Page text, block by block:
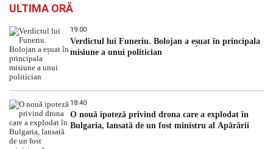
ULTIMA ORĂ
19:00
Verdictul lui Funeriu. Bolojan a eșuat în principala
misiune a unui politician
18:40
O nouă ipoteză privind drona care a explodat în
Bulgaria, lansată de un fost ministru al Apărării